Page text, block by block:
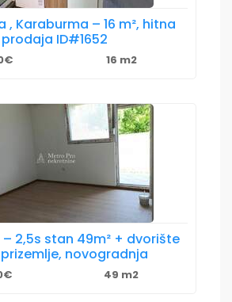
, Karaburma – 16 m², hitna
prodaja ID#1652
16 m2
– 2,5s stan 49m² + dvorište
prizemlje, novogradnja
49 m2